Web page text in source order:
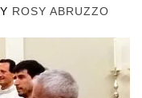
ROSY ABRUZZO